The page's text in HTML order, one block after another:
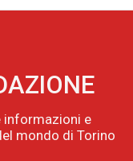
informazioni e
mondo di Torino